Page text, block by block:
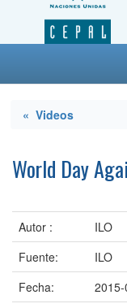
« Videos
World Day
Autor :
ILO
Fuente:
ILO
Fecha: